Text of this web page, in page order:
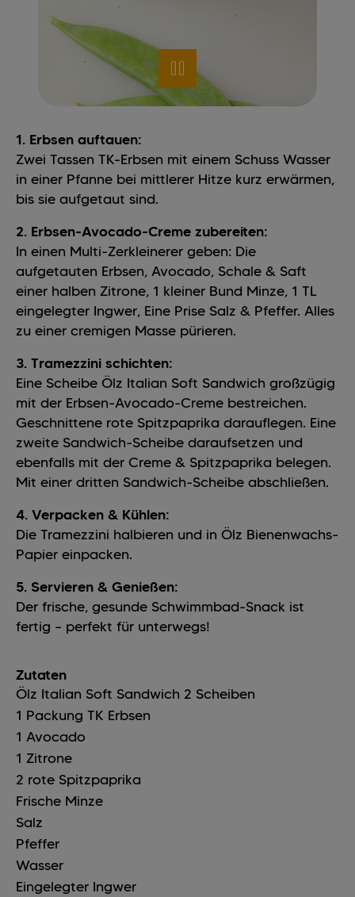
1. Erbsen auftauen:
Zwei Tassen TK-Erbsen mit einem Schuss Wasser
in einer Pfanne bei mittlerer Hitze kurz erwärmen,
bis sie aufgetaut sind.
2. Erbsen-Avocado-Creme zubereiten:
In einen Multi-Zerkleinerer geben: Die
aufgetauten Erbsen, Avocado, Schale & Saft
einer halben Zitrone, 1 kleiner Bund Minze, 1 TL
eingelegter Ingwer, Eine Prise Salz & Pfeffer. Alles
zu einer cremigen Masse pürieren.
3. Tramezzini schichten:
Eine Scheibe Ölz Italian Soft Sandwich großzügig
mit der Erbsen-Avocado-Creme bestreichen.
Geschnittene rote Spitzpaprika darauflegen. Eine
zweite Sandwich-Scheibe daraufsetzen und
ebenfalls mit der Creme & Spitzpaprika belegen.
Mit einer dritten Sandwich-Scheibe abschließen.
4. Verpacken & Kühlen:
Die Tramezzini halbieren und in Ölz Bienenwachs-
Papier einpacken.
5. Servieren & Genießen:
Der frische, gesunde Schwimmbad-Snack ist
fertig – perfekt für unterwegs!
Zutaten
Ölz Italian Soft Sandwich 2 Scheiben
1 Packung TK Erbsen
1 Avocado
1 Zitrone
2 rote Spitzpaprika
Frische Minze
Salz
Pfeffer
Wasser
Eingelegter Ingwer